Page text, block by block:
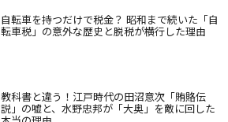
自転車を持つだけで税金？ 昭和まで続いた「自
転車税」の意外な歴史と脱税が横行した理由
教科書と違う！江戸時代の田沼意次「賄賂伝
説」の嘘と、水野忠邦が「大奥」を敵に回した